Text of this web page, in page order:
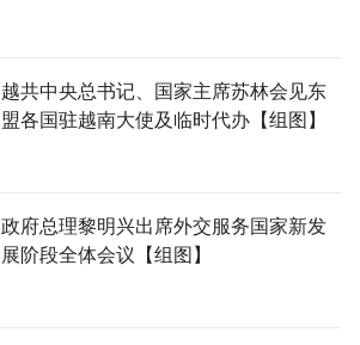
越共中央总书记、国家主席苏林会见东
盟各国驻越南大使及临时代办【组图】
政府总理黎明兴出席外交服务国家新发
展阶段全体会议【组图】